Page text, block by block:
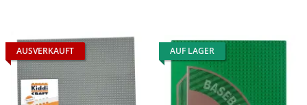
AUSVERKAUFT AUF LAGER